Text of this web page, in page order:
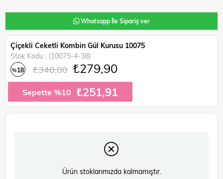
Whatsapp İle Sipariş ver
Çiçekli Ceketli Kombin Gül Kurusu 10075
Stok Kodu
(10075-4-38)
%18 ₺340,00 ₺279,90
Sepette %10 ₺251,91
Ürün stoklarımızda kalmamıştır.